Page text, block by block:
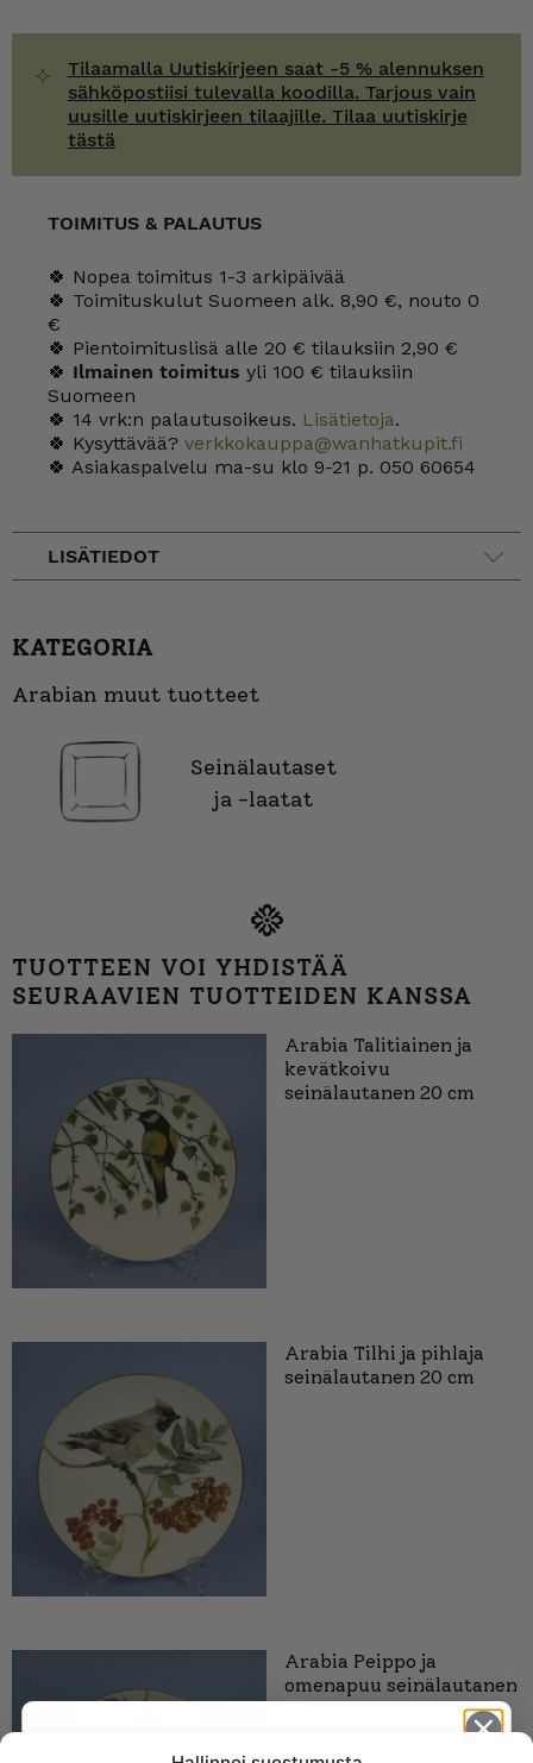
Tilaamalla Uutiskirjeen saat -5 % alennuksen
sähköpostiisi tulevalla koodilla. Tarjous vain
uusille uutiskirjeen tilaajille. Tilaa uutiskirje
tästä
TOIMITUS & PALAUTUS
🍀 Nopea toimitus 1-3 arkipäivää
🍀 Toimituskulut Suomeen alk. 8,90 €, nouto 0
€
🍀 Pientoimituslisä alle 20 € tilauksiin 2,90 €
🍀 Ilmainen toimitus yli 100 € tilauksiin
Suomeen
🍀 14 vrk:n palautusoikeus. Lisätietoja.
🍀 Kysyttävää? verkkokauppa@wanhatkupit.fi
🍀 Asiakaspalvelu ma-su klo 9-21 p. 050 60654
LISÄTIEDOT
KATEGORIA
Arabian muut tuotteet
Seinälautaset
ja -laatat
TUOTTEEN VOI YHDISTÄÄ
SEURAAVIEN TUOTTEIDEN KANSSA
Arabia Talitiainen ja
kevätkoivu
seinälautanen 20 cm
Arabia Tilhi ja pihlaja
seinälautanen 20 cm
Arabia Peippo ja
omenapuu seinälautanen